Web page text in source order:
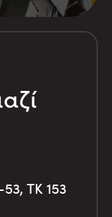
TK 153